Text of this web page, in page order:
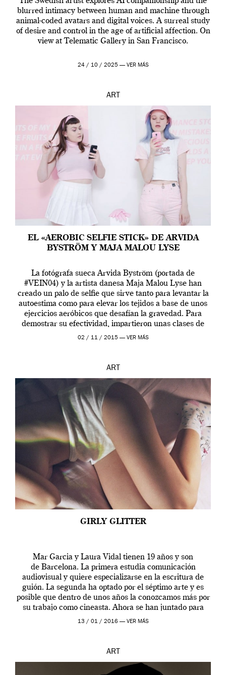
blurred intimacy between human and machine through
animal-coded avatars and digital voices. A surreal study
of desire and control in the age of artificial affection. On
view at Telematic Gallery in San Francisco.
24 / 10 / 2025 — VER MÁS
ART
EL «AEROBIC SELFIE STICK» DE ARVIDA
BYSTRÖM Y MAJA MALOU LYSE
La fotógrafa sueca Arvida Byström (portada de
#VEIN04) y la artista danesa Maja Malou Lyse han
creado un palo de selfie que sirve tanto para levantar la
autoestima como para elevar los tejidos a base de unos
ejercicios aeróbicos que desafían la gravedad. Para
demostrar su efectividad, impartieron unas clases de
prueba en el Tate […]
02 / 11 / 2015 — VER MÁS
ART
GIRLY GLITTER
Mar Garcia y Laura Vidal tienen 19 años y son
de Barcelona. La primera estudia comunicación
audiovisual y quiere especializarse en la escritura de
guión. La segunda ha optado por el séptimo arte y es
posible que dentro de unos años la conozcamos más por
su trabajo como cineasta. Ahora se han juntado para
contarnos una […]
13 / 01 / 2016 — VER MÁS
ART